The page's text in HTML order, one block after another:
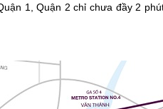
1, Quận 2 chỉ chưa đầy 2